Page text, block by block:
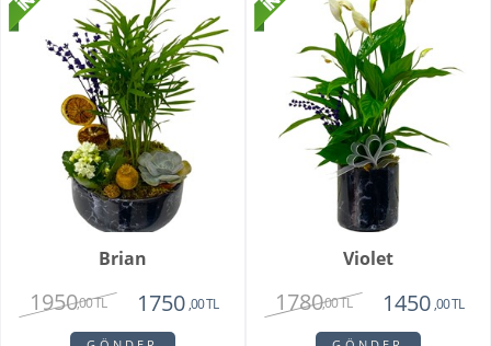
Brian
1950,00 TL 1750 ,00 TL
Violet
1780,00 TL 1450 ,00 TL